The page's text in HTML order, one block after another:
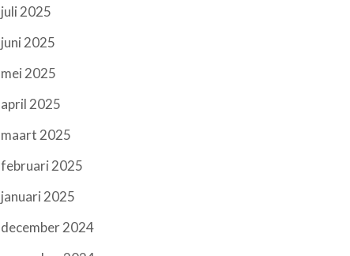
juli 2025
juni 2025
mei 2025
april 2025
maart 2025
februari 2025
januari 2025
december 2024